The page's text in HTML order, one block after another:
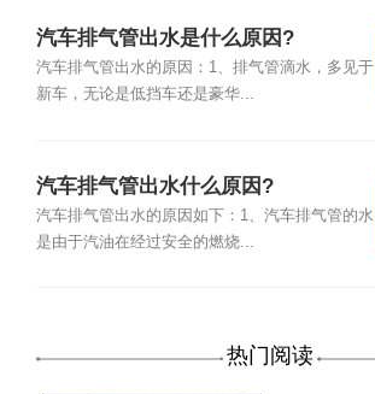
汽车排气管出水是什么原因?
汽车排气管出水的原因：1、排气管滴水，多见于
新车，无论是低挡车还是豪华...
汽车排气管出水什么原因?
汽车排气管出水的原因如下：1、汽车排气管的水
是由于汽油在经过安全的燃烧...
热门阅读